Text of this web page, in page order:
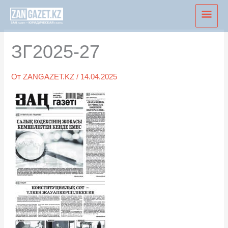
Перейти
содержимому
ЗГ2025-27
ОтZANGAZET.KZ/ 14.04.2025